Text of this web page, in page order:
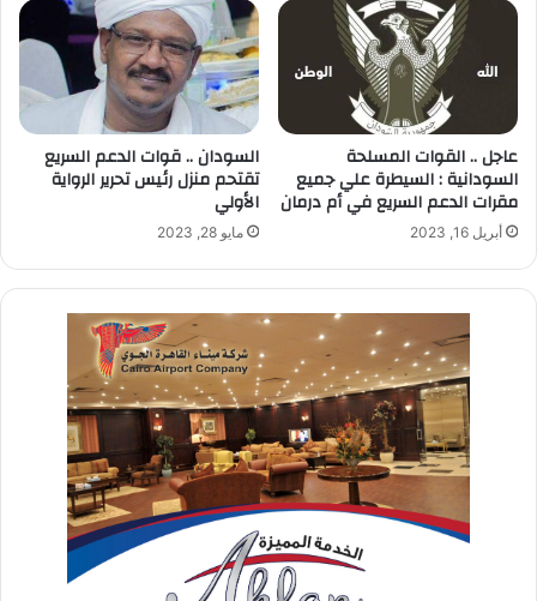
عاجل .. القوات المسلحة
السودانية : السيطرة علي جميع
مقرات الدعم السريع في أم درمان
أبريل 16, 2023
السودان .. قوات الدعم السريع
تقتحم منزل رئيس تحرير الرواية
الأولي
مايو 28, 2023